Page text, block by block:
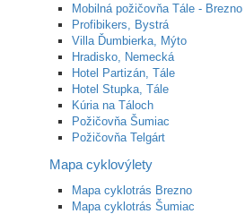
Mobilná požičovňa Tále - Brezno
Profibikers, Bystrá
Villa Ďumbierka, Mýto
Hradisko, Nemecká
Hotel Partizán, Tále
Hotel Stupka, Tále
Kúria na Táloch
Požičovňa Šumiac
Požičovňa Telgárt
Mapa cyklovýlety
Mapa cyklotrás Brezno
Mapa cyklotrás Šumiac